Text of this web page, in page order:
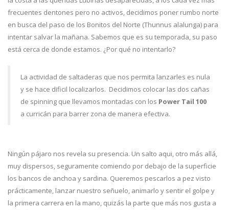
frecuentes dentones pero no activos, decidimos poner rumbo norte
en busca del paso de los Bonitos del Norte (Thunnus alalunga) para
intentar salvar la mañana. Sabemos que es su temporada, su paso
está cerca de donde estamos. ¿Por qué no intentarlo?
La actividad de saltaderas que nos permita lanzarles es nula
y se hace dificil localizarlos. Decidimos colocar las dos cañas
de spinning que llevamos montadas con los Power Tail 100
a curricán para barrer zona de manera efectiva.
Ningún pájaro nos revela su presencia. Un salto aqui, otro más allá,
muy dispersos, seguramente comiendo por debajo de la superficie
los bancos de anchoa y sardina. Queremos pescarlos a pez visto
prácticamente, lanzar nuestro señuelo, animarlo y sentir el golpe y
la primera carrera en la mano, quizás la parte que más nos gusta a